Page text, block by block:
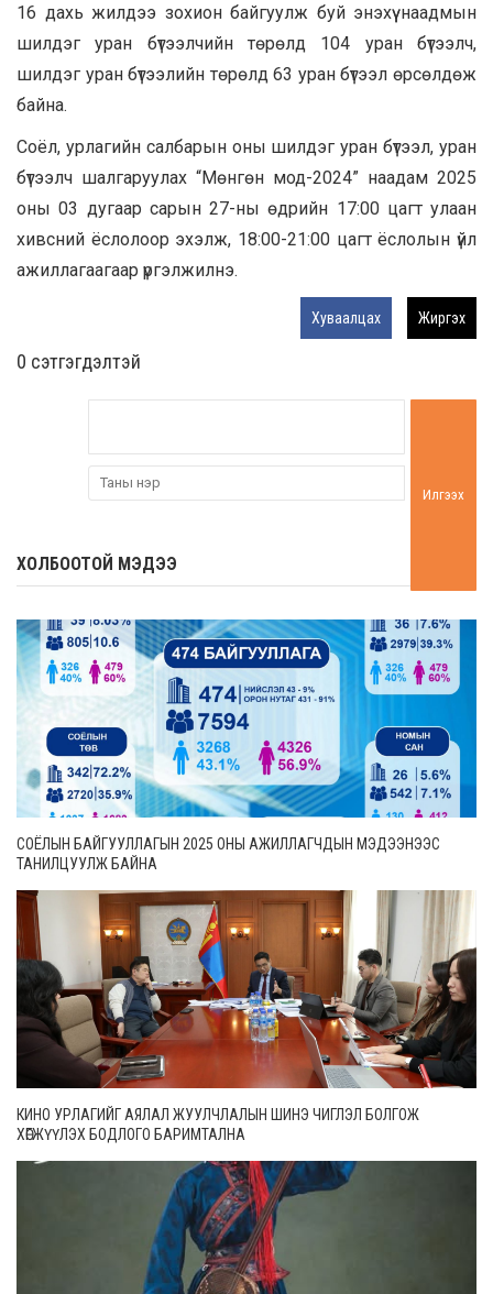
16 дахь жилдээ зохион байгуулж буй энэхүү наадмын
шилдэг уран бүтээлчийн төрөлд 104 уран бүтээлч,
шилдэг уран бүтээлийн төрөлд 63 уран бүтээл өрсөлдөж
байна.
Соёл, урлагийн салбарын оны шилдэг уран бүтээл, уран
бүтээлч шалгаруулах “Мөнгөн мод-2024” наадам 2025
оны 03 дугаар сарын 27-ны өдрийн 17:00 цагт улаан
хивсний ёслолоор эхэлж, 18:00-21:00 цагт ёслолын үйл
ажиллагаагаар үргэлжилнэ.
Хуваалцах Жиргэх
0 cэтгэгдэлтэй
Илгээх
ХОЛБООТОЙ МЭДЭЭ
СОЁЛЫН БАЙГУУЛЛАГЫН 2025 ОНЫ АЖИЛЛАГЧДЫН МЭДЭЭНЭЭС
ТАНИЛЦУУЛЖ БАЙНА
КИНО УРЛАГИЙГ АЯЛАЛ ЖУУЛЧЛАЛЫН ШИНЭ ЧИГЛЭЛ БОЛГОЖ
ХӨГЖҮҮЛЭХ БОДЛОГО БАРИМТАЛНА